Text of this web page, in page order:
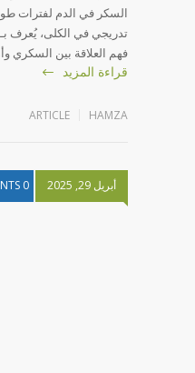
السكر في الدم لفترات
تدريجي في الكلى، يُعرف
فهم العلاقة بين السكري
قراءة المزيد
HAMZA
ARTICLE
أبريل 29, 2025 0 COMMENTS